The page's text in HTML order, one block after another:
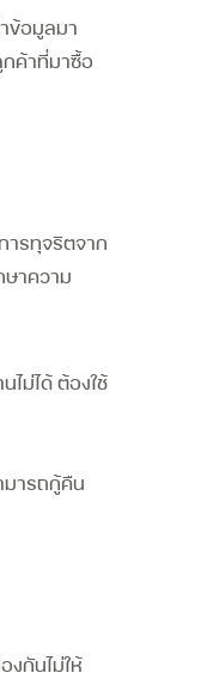
ข้อมูลมา
กค้าที่มาซื้อ
ารทุจริตจาก
ษาความ
ไม่ได้ ต้องใช้
มารถกู้คืน
งกันไม่ให้